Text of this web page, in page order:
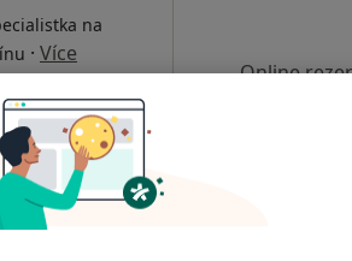
na
· Více
2 500 Kč
Online